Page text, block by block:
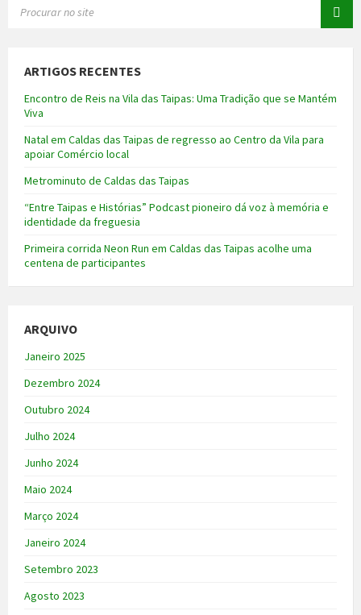
ARTIGOS RECENTES
Encontro de Reis na Vila das Taipas: Uma Tradição que se Mantém
Viva
Natal em Caldas das Taipas de regresso ao Centro da Vila para
apoiar Comércio local
Metrominuto de Caldas das Taipas
“Entre Taipas e Histórias” Podcast pioneiro dá voz à memória e
identidade da freguesia
Primeira corrida Neon Run em Caldas das Taipas acolhe uma
centena de participantes
ARQUIVO
Janeiro 2025
Dezembro 2024
Outubro 2024
Julho 2024
Junho 2024
Maio 2024
Março 2024
Janeiro 2024
Setembro 2023
Agosto 2023